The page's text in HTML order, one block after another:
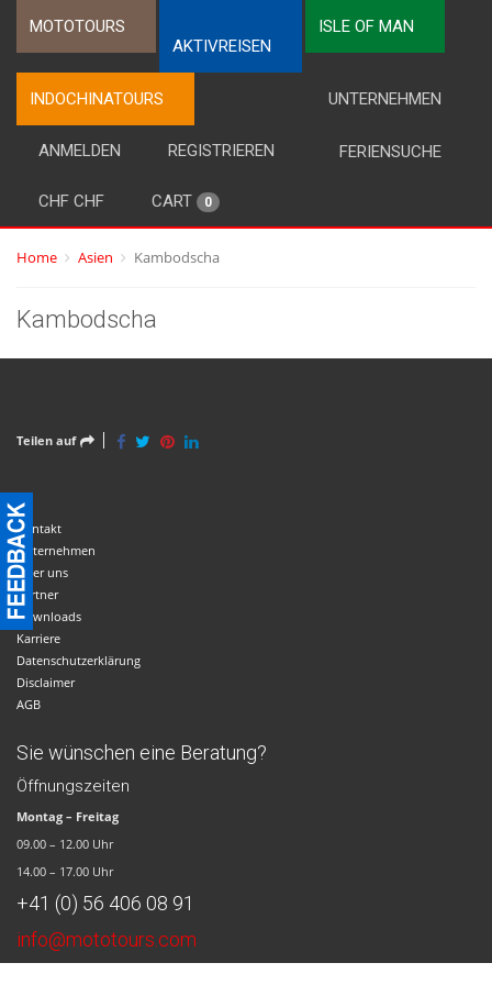
MOTOTOURS
AKTIVREISEN
ISLE OF MAN
INDOCHINATOURS UNTERNEHMEN
FERIENSUCHE
ANMELDEN REGISTRIEREN
CHF CHF CART 0
Home Asien Kambodscha
Kambodscha
Teilen auf
Kontakt
Unternehmen
Über uns
Partner
Downloads
Karriere
Datenschutzerklärung
Disclaimer
AGB
Sie wünschen eine Beratung?
Öffnungszeiten
Montag – Freitag
09.00 – 12.00 Uhr
14.00 – 17.00 Uhr
+41 (0) 56 406 08 91
info@mototours.com